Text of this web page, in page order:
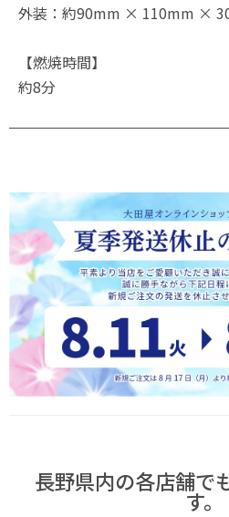
外装：約90mm × 110mm ×
【燃焼時間】
約8分
長野県内の各店舗で
す。